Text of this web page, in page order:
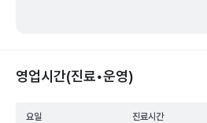
영업시간(진료•운영)
요일 진료시간